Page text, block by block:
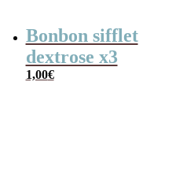
Bonbon sifflet
dextrose x3
1,00€